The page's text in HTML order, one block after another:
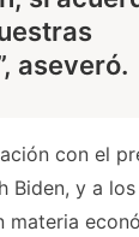
aseveró.
con el
Biden, y a
materia